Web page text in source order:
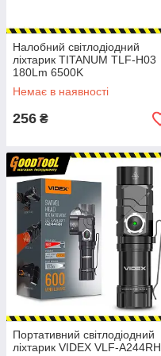
Налобний світлодіодний
ліхтарик TITANUM TLF-H03
180Lm 6500K
Немає в наявності
256 ₴
Портативний світлодіодний
ліхтарик VIDEX VLF-A244RH